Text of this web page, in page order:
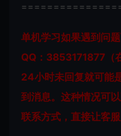
单机学习如果遇到问
QQ：3853171877（
24小时未回复就可能
到消息。这种情况可
联系方式，直接让客服